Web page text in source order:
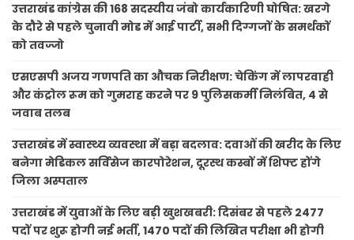
उत्तराखंड कांग्रेस की 168 सदस्यीय जंबो कार्यकारिणी घोषित: खरगे
के दौरे से पहले चुनावी मोड में आई पार्टी, सभी दिग्गजों के समर्थकों
को तवज्जो
एसएसपी अजय गणपति का औचक निरीक्षण: चेकिंग में लापरवाही
और कंट्रोल रूम को गुमराह करने पर 9 पुलिसकर्मी निलंबित, 4 से
जवाब तलब
उत्तराखंड में स्वास्थ्य व्यवस्था में बड़ा बदलाव: दवाओं की खरीद के लिए
बनेगा मेडिकल सर्विसेज कारपोरेशन, दूरस्थ कस्बों में शिफ्ट होंगे
जिला अस्पताल
उत्तराखंड में युवाओं के लिए बड़ी खुशखबरी: दिसंबर से पहले 2477
पदों पर शुरू होगी नई भर्ती, 1470 पदों की लिखित परीक्षा भी होगी